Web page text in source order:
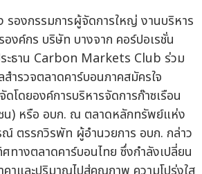
องกรรมการผู้จัดการใหญ่ งานบริหาร
งค์กร บริษัท บางจาก คอร์ปอเรชั่น
ะธาน Carbon Markets Club ร่วม
ำรวจตลาดคาร์บอนภาคสมัครใจ
ดโดยองค์การบริหารจัดการก๊าซเรือน
น) หรือ อบก. ณ ตลาดหลักทรัพย์แห่ง
ตรรกวิรพัท ผู้อำนวยการ อบก. กล่าว
ทางตลาดคาร์บอนไทย ซึ่งกำลังเปลี่ยน